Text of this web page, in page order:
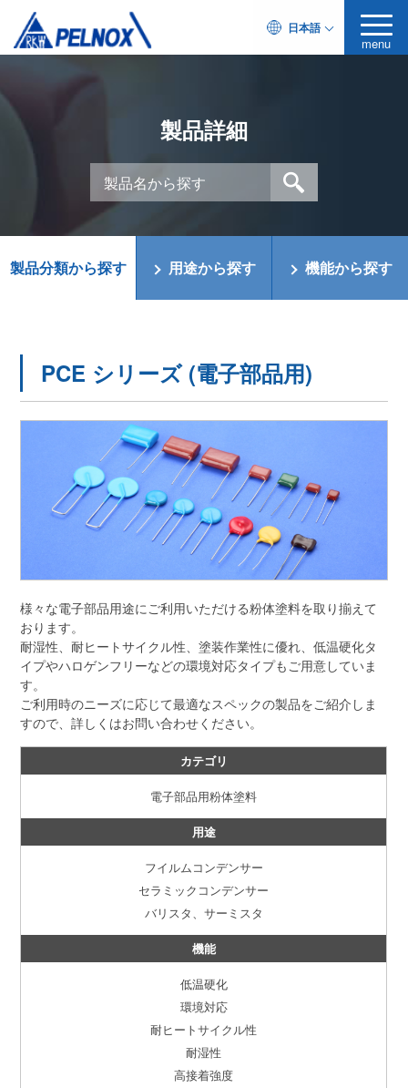
日本語
menu
製品詳細
製品分類から探す 用途から探す 機能から探す
PCE シリーズ (電子部品用)
様々な電子部品用途にご利用いただける粉体塗料を取り揃えて
おります。
耐湿性、耐ヒートサイクル性、塗装作業性に優れ、低温硬化タ
イプやハロゲンフリーなどの環境対応タイプもご用意していま
す。
ご利用時のニーズに応じて最適なスペックの製品をご紹介しま
すので、詳しくはお問い合わせください。
カテゴリ
電子部品用粉体塗料
用途
フイルムコンデンサー
セラミックコンデンサー
バリスタ、サーミスタ
機能
低温硬化
環境対応
耐ヒートサイクル性
耐湿性
高接着強度